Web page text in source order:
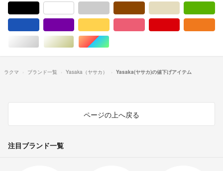
シルバー/銀色系ゴールド/金色系マルチカラー
ラクマ ブランド一覧 Yasaka（ヤサカ） Yasaka(ヤサカ)の値下げアイテム
ページの上へ戻る
注目ブランド一覧